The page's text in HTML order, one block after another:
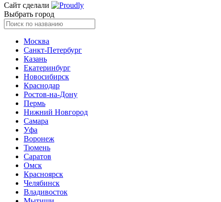
Сайт сделали
Выбрать город
Москва
Санкт-Петербург
Казань
Екатеринбург
Новосибирск
Краснодар
Ростов-на-Дону
Пермь
Нижний Новгород
Самара
Уфа
Воронеж
Тюмень
Саратов
Омск
Красноярск
Челябинск
Владивосток